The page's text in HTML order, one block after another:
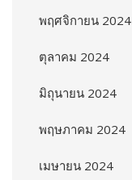
พฤศจิกายน 2024
ตุลาคม 2024
มิถุนายน 2024
พฤษภาคม 2024
เมษายน 2024